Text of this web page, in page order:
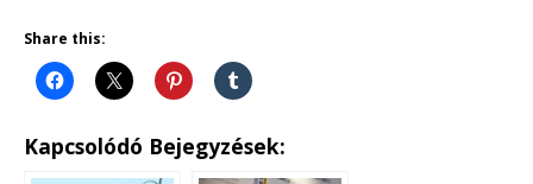
Share this:
Kapcsolódó Bejegyzések: